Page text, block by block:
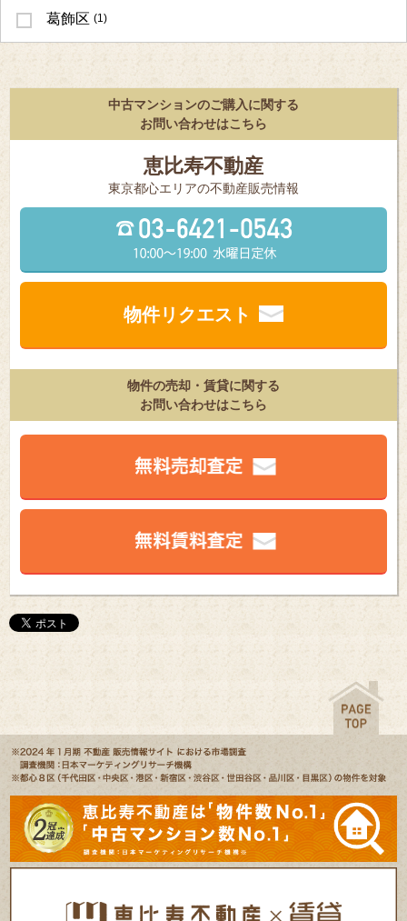
葛飾区 (1)
中古マンションのご購入に関する
お問い合わせはこちら
恵比寿不動産
東京都⼼エリアの不動産販売情報
物件リクエスト
物件の売却・賃貸に関する
お問い合わせはこちら